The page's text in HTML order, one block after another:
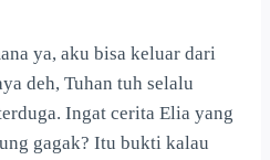
ya, aku bisa keluar dari
deh, Tuhan tuh selalu
Ingat cerita Elia yang
gagak? Itu bukti kalau